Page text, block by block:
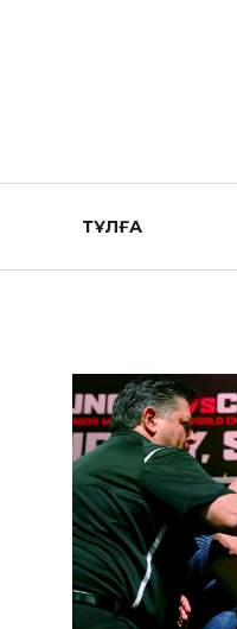
ТҰЛҒА